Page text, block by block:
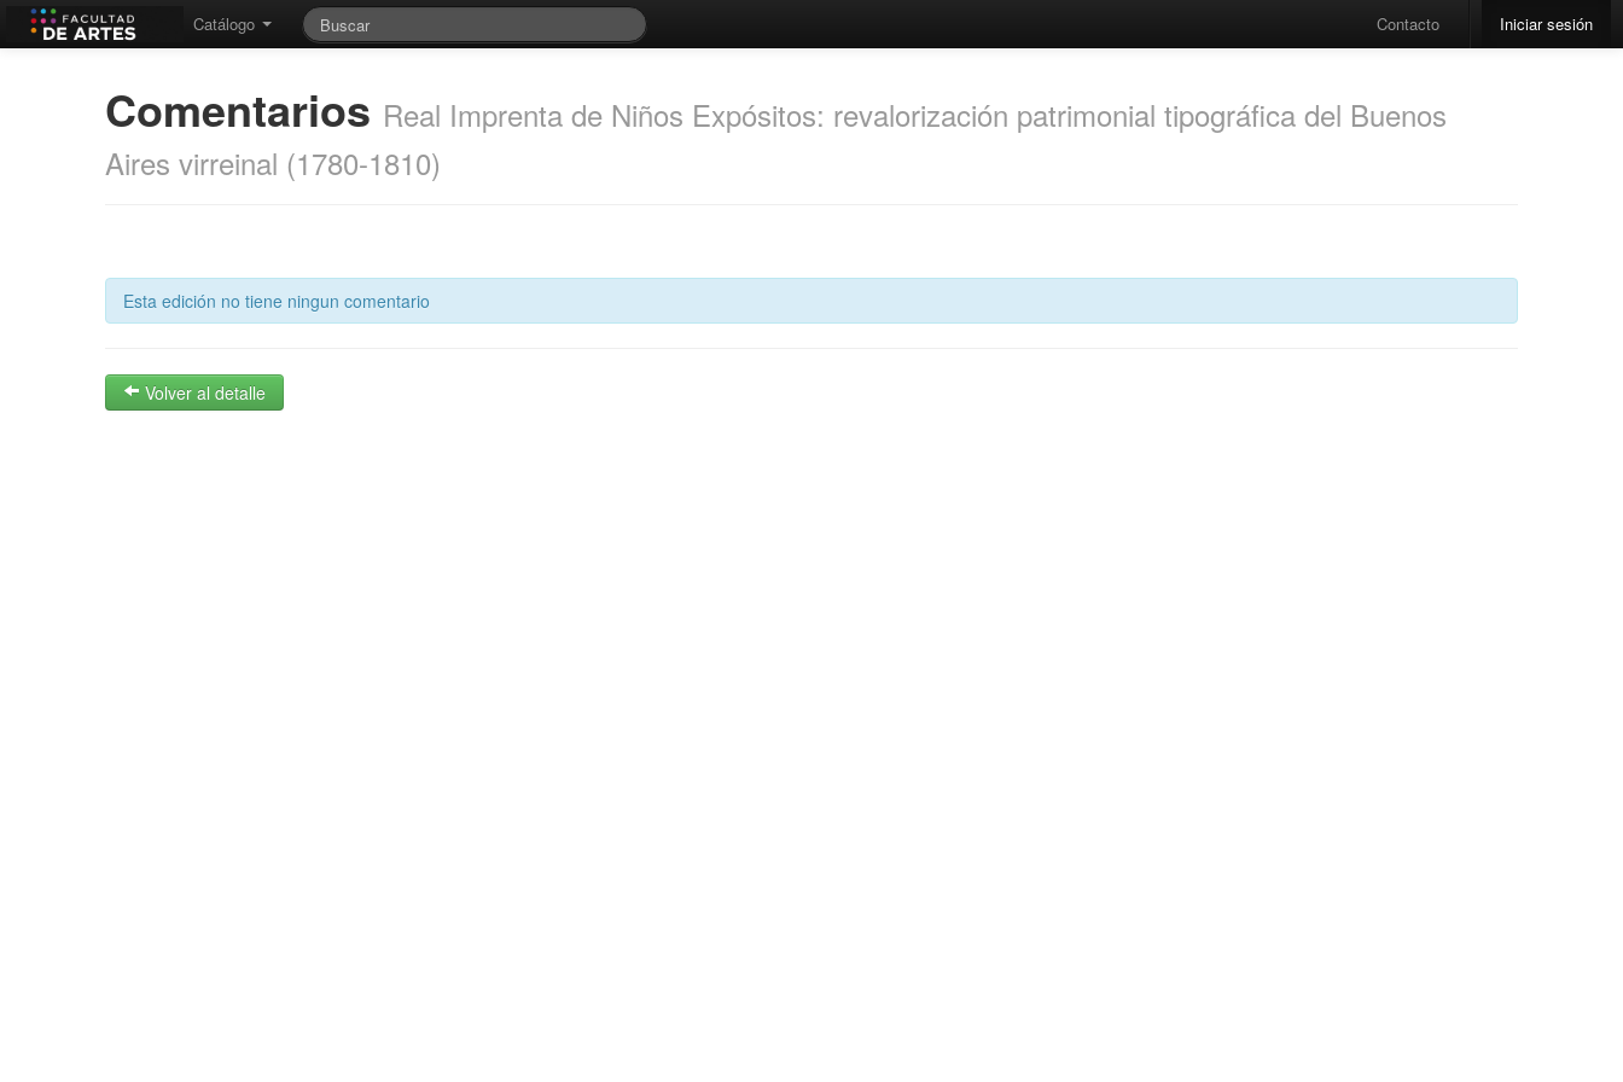
Catálogo Contacto Iniciar sesión
Comentarios Real Imprenta de Niños Expósitos: revalorización patrimonial tipográfica del Buenos
Aires virreinal (1780-1810)
Esta edición no tiene ningun comentario
Volver al detalle